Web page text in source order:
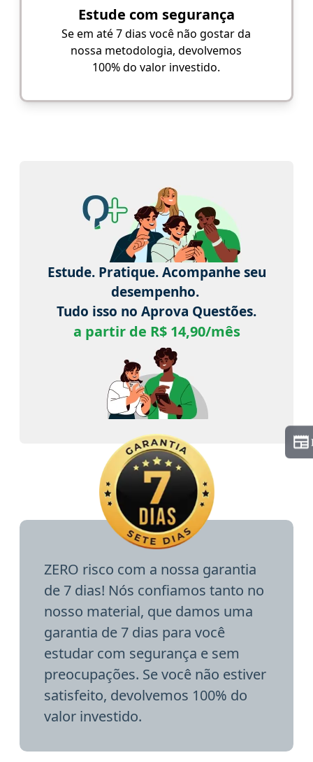
Estude com segurança
Se em até 7 dias você não gostar da
nossa metodologia, devolvemos
100% do valor investido.
Estude. Pratique. Acompanhe seu
desempenho.
Tudo isso no Aprova Questões.
a partir de R$ 14,90/mês
ZERO risco com a nossa garantia
de 7 dias! Nós confiamos tanto no
nosso material, que damos uma
garantia de 7 dias para você
estudar com segurança e sem
preocupações. Se você não estiver
satisfeito, devolvemos 100% do
valor investido.